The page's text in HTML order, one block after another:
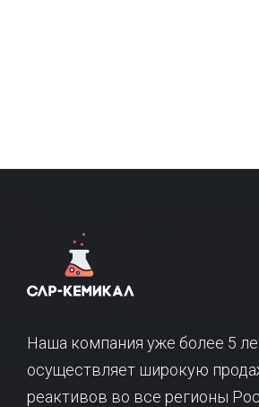
Наша компания уже более 5
осуществляет широкую
реактивов во все регионы